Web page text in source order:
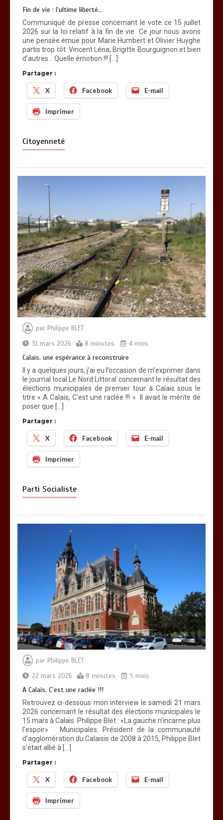
Fin de vie : l’ultime liberté…
Communiqué de presse concernant le vote ce 15 juillet
2026 sur la loi relatif à la fin de vie Ce jour nous avons
une pensée émue pour Marie Humbert et Olivier Huyghe
partis trop tôt. Vincent Léna, Brigitte Bourguignon et bien
d’autres… Quelle émotion !!! […]
Partager :
X Facebook E-mail
Imprimer
Citoyenneté
par Philippe BLET
31 mars 2026
8 minutes 4 mois
Calais, une espérance à reconstruire
Il y a quelques jours, j’ai eu l’occasion de m’exprimer dans
le journal local Le Nord Littoral concernant le résultat des
élections municipales de premier tour à Calais sous le
titre « A Calais, C’est une raclée !!! « Il avait le mérite de
poser que […]
Partager :
X Facebook E-mail
Imprimer
Parti Socialiste
par Philippe BLET
22 mars 2026
8 minutes 5 mois
A Calais, C’est une raclée !!!
Retrouvez ci-dessous mon interview le samedi 21 mars
2026 concernant le résultat des élections municipales le
15 mars à Calais Philippe Blet : «La gauche n’incarne plus
l’espoir» Municipales. Président de la communauté
d’agglomération du Calaisis de 2008 à 2015, Philippe Blet
s’était allié à […]
Partager :
X Facebook E-mail
Imprimer